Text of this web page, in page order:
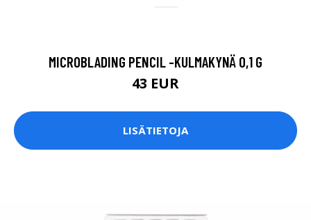
MICROBLADING PENCIL -KULMAKYNÄ 0,1 G
43 EUR
LISÄTIETOJA